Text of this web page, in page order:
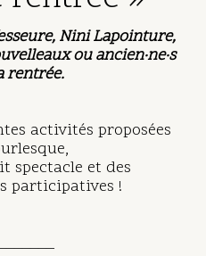
Nini Lapointure,
ou ancien·ne·s
rentrée.
activités proposées
spectacle et des
participatives !